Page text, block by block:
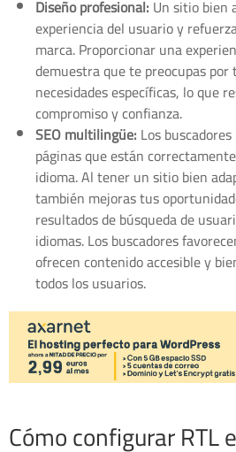
Diseño profesional: Un sitio bien
experiencia del usuario y
marca. Proporcionar una
demuestra que te preocupas
necesidades específicas, lo que
compromiso y confianza.
SEO multilingüe: Los
páginas que están
idioma. Al tener un sitio bien
también mejoras tus
resultados de búsqueda de
idiomas. Los buscadores
ofrecen contenido accesible y
todos los usuarios.
Cómo configurar RTL